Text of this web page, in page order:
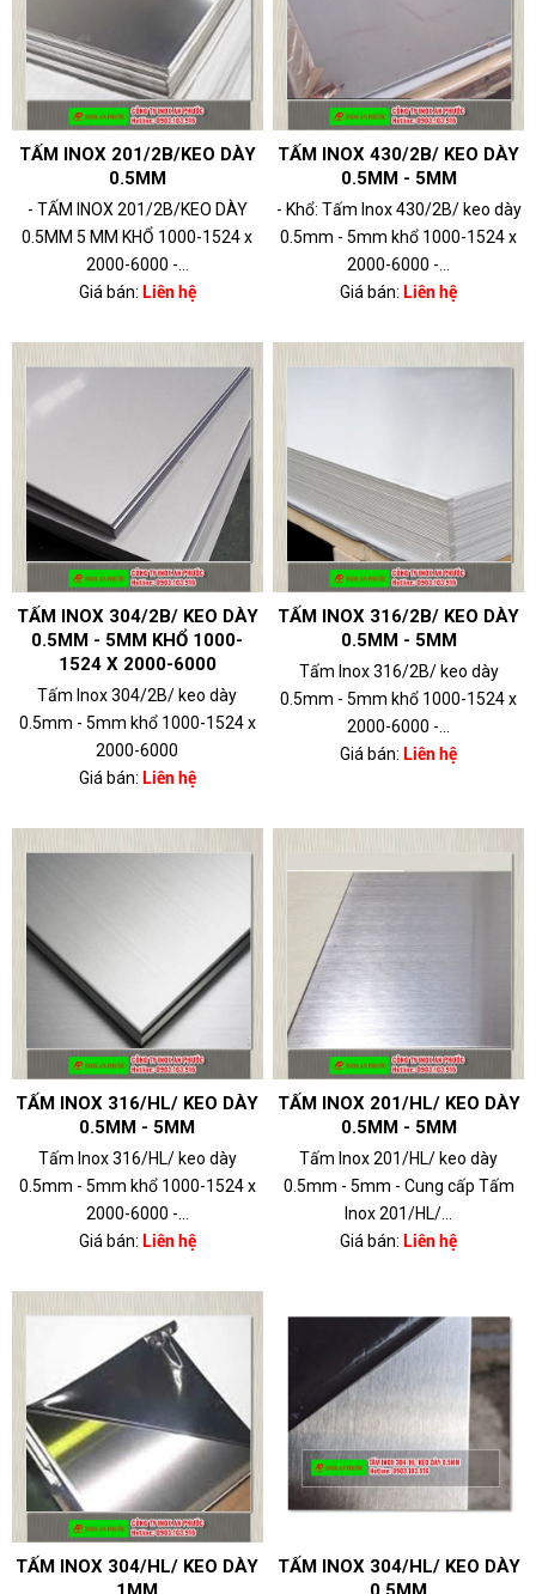
TẤM INOX 201/2B/KEO DÀY
0.5MM
- TẤM INOX 201/2B/KEO DÀY
0.5MM 5 MM KHỔ 1000-1524 x
2000-6000 -...
Giá bán: Liên hệ
TẤM INOX 430/2B/ KEO DÀY
0.5MM - 5MM
- Khổ: Tấm Inox 430/2B/ keo dày
0.5mm - 5mm khổ 1000-1524 x
2000-6000 -...
Giá bán: Liên hệ
TẤM INOX 304/2B/ KEO DÀY
0.5MM - 5MM KHỔ 1000-
1524 X 2000-6000
Tấm Inox 304/2B/ keo dày
0.5mm - 5mm khổ 1000-1524 x
2000-6000
Giá bán: Liên hệ
TẤM INOX 316/2B/ KEO DÀY
0.5MM - 5MM
Tấm Inox 316/2B/ keo dày
0.5mm - 5mm khổ 1000-1524 x
2000-6000 -...
Giá bán: Liên hệ
TẤM INOX 316/HL/ KEO DÀY
0.5MM - 5MM
Tấm Inox 316/HL/ keo dày
0.5mm - 5mm khổ 1000-1524 x
2000-6000 -...
Giá bán: Liên hệ
TẤM INOX 201/HL/ KEO DÀY
0.5MM - 5MM
Tấm Inox 201/HL/ keo dày
0.5mm - 5mm - Cung cấp Tấm
Inox 201/HL/...
Giá bán: Liên hệ
TẤM INOX 304/HL/ KEO DÀY
TẤM INOX 304/HL/ KEO DÀY